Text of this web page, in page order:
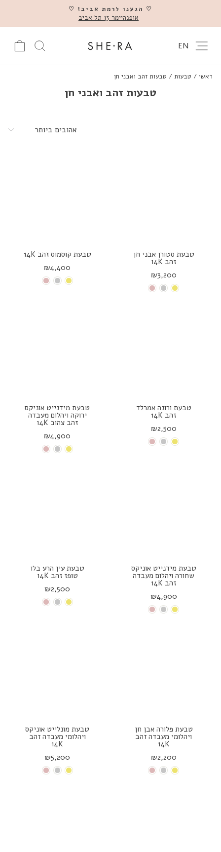
השהה
♡ הגענו לרמת אביב! ♡
אופנהיימר 13 תל אביב
ניווט באתר
EN חיפוש
ראשי / טבעות / טבעות זהב ואבני חן
טבעות זהב ואבני חן
לפי
טבעת סטורן אבני חן
זהב 14K
₪3,200
טבעת קוסמוס זהב 14K
₪4,400
טבעת ורונה אמרלד
זהב 14K
₪2,500
טבעת מידנייט אוניקס
ירוקה ויהלום מעבדה
זהב צהוב 14K
₪4,900
טבעת מידנייט אוניקס
שחורה ויהלום מעבדה
זהב 14K
₪4,900
טבעת עין הרע בלו
טופז זהב 14K
₪2,500
טבעת פלורה אבן חן
ויהלומי מעבדה זהב
14K
₪2,200
טבעת מונלייט אוניקס
ויהלומי מעבדה זהב
14K
₪5,200